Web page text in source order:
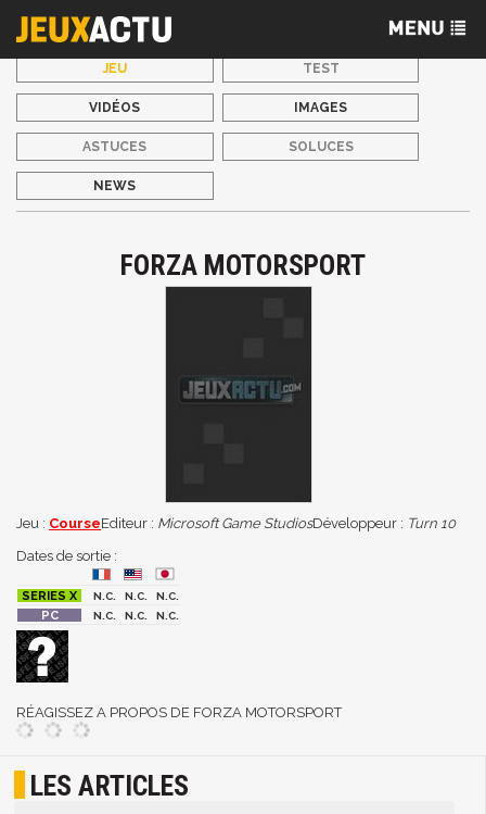
JEU TEST
VIDÉOS IMAGES
ASTUCES SOLUCES
NEWS
FORZA MOTORSPORT
Jeu : CourseEditeur : Microsoft Game StudiosDéveloppeur : Turn 10
Dates de sortie :
N.C. N.C.
N.C.
N.C.
N.C. N.C.
RÉAGISSEZ A PROPOS DE FORZA MOTORSPORT
LES ARTICLES